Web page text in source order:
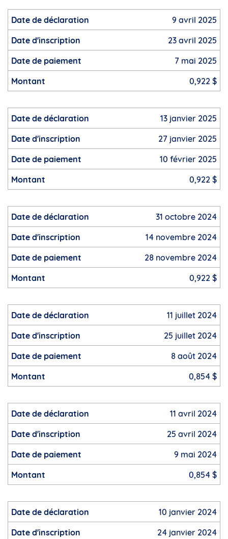
9 avril 2025
23 avril 2025
7 mai 2025
0,922 $
13 janvier 2025
27 janvier 2025
10 février 2025
0,922 $
31 octobre 2024
14 novembre 2024
28 novembre 2024
0,922 $
11 juillet 2024
25 juillet 2024
8 août 2024
0,854 $
11 avril 2024
25 avril 2024
9 mai 2024
0,854 $
10 janvier 2024
24 janvier 2024